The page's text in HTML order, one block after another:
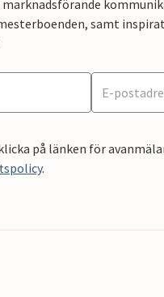
samt
på länken för
.